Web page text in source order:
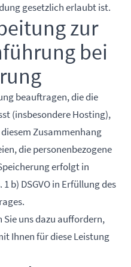
gesetzlich erlaubt ist.
zur
bei
beauftragen, die die
(insbesondere Hosting),
Zusammenhang
die personenbezogene
erfolgt in
b) DSGVO in Erfüllung des
Sie uns dazu auffordern,
Ihnen für diese Leistung